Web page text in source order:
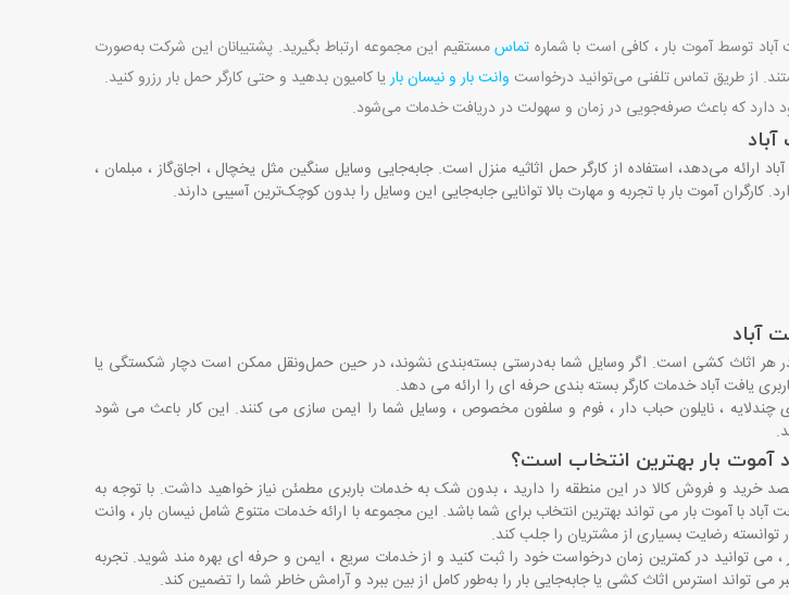
توسط آموت بار ، کافی است با شماره تماسمستقیم این مجموعه ارتباط بگیرید. پشتیبانان این شرکت به‌صورت
وانت بار و نیسان باریا کامیون بدهید و حتی کارگر حمل بار رزرو کنید.
دارد که باعث صرفه‌جویی در زمان و سهولت در دریافت خدمات می‌شود.
ارائه می‌دهد، استفاده از کارگر حمل اثاثیه منزل است. جابه‌جایی وسایل سنگین مثل یخچال ، اجاق‌گاز ، مبلمان ،
کارگران آموت بار با تجربه و مهارت بالا توانایی جابه‌جایی این وسایل را بدون کوچک‌ترین آسیبی دارند.
آباد
هر اثاث‌ کشی است. اگر وسایل شما به‌درستی بسته‌بندی نشوند، در حین حمل‌ونقل ممکن است دچار شکستگی یا
یافت آباد خدمات کارگر بسته ‌بندی حرفه ‌ای را ارائه می‌ دهد.
چندلایه ، نایلون حباب‌ دار ، فوم و سلفون مخصوص ، وسایل شما را ایمن ‌سازی می ‌کنند. این کار باعث می ‌شود
.
آموت بار بهترین انتخاب است؟
خرید و فروش کالا در این منطقه را دارید ، بدون شک به خدمات باربری مطمئن نیاز خواهید داشت. با توجه به
آباد با آموت بار می ‌تواند بهترین انتخاب برای شما باشد. این مجموعه با ارائه خدمات متنوع شامل نیسان بار ، وانت
توانسته رضایت بسیاری از مشتریان را جلب کند.
، می ‌توانید در کمترین زمان درخواست خود را ثبت کنید و از خدمات سریع ، ایمن و حرفه ‌ای بهره ‌مند شوید. تجربه
‌تواند استرس اثاث‌ کشی یا جابه‌جایی بار را به‌طور کامل از بین ببرد و آرامش خاطر شما را تضمین کند.